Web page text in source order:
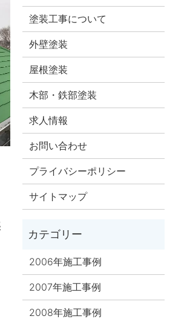
塗装工事について
外壁塗装
屋根塗装
木部・鉄部塗装
求人情報
お問い合わせ
プライバシーポリシー
サイトマップ
2006年施工事例
2007年施工事例
2008年施工事例